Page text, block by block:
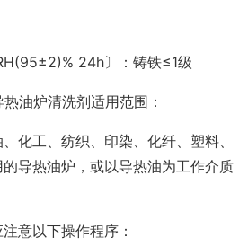
24h〕：铸铁≤1级
油炉清洗剂适用范围：
化工、纺织、印染、化纤、塑料、
导热油炉，或以导热油为工作介质
意以下操作程序：